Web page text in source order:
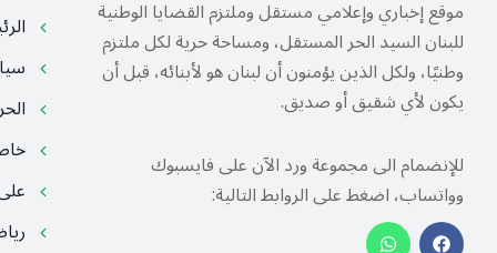
موقع إخباري وإعلامي مستقل وملتزم القضايا الوطنية
للبنان السيد الحر المستقل، ومساحة حرية لكل ملتزم
وطنيًا، ولكل الذين يؤمنون أن لبنان هو لأبنائه، قبل أن
يكون لأي شقيق أو صديق.
للإنضمام الى مجموعة ورد الآن على فايسبوك
وواتساب، اضغط على الروابط التالية: